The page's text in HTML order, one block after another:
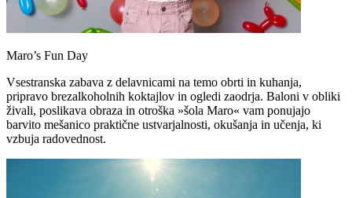
Maro’s Fun Day
Vsestranska zabava z delavnicami na temo obrti in kuhanja,
pripravo brezalkoholnih koktajlov in ogledi zaodrja. Baloni v obliki
živali, poslikava obraza in otroška »šola Maro« vam ponujajo
barvito mešanico praktične ustvarjalnosti, okušanja in učenja, ki
vzbuja radovednost.